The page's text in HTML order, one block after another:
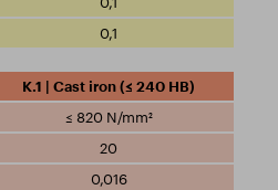
0,1
K.1 | Cast iron (≤ 240 HB)
≤ 820 N/mm²
20
0,016